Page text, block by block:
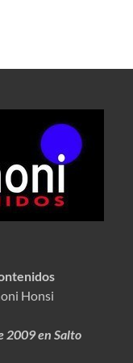
Honsi
2009 en Salto